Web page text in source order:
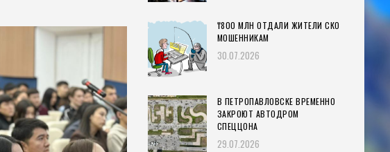
₸800 МЛН ОТДАЛИ ЖИТЕЛИ СКО
МОШЕННИКАМ
30.07.2026
В ПЕТРОПАВЛОВСКЕ ВРЕМЕННО
ЗАКРОЮТ АВТОДРОМ
СПЕЦЦОНА
29.07.2026